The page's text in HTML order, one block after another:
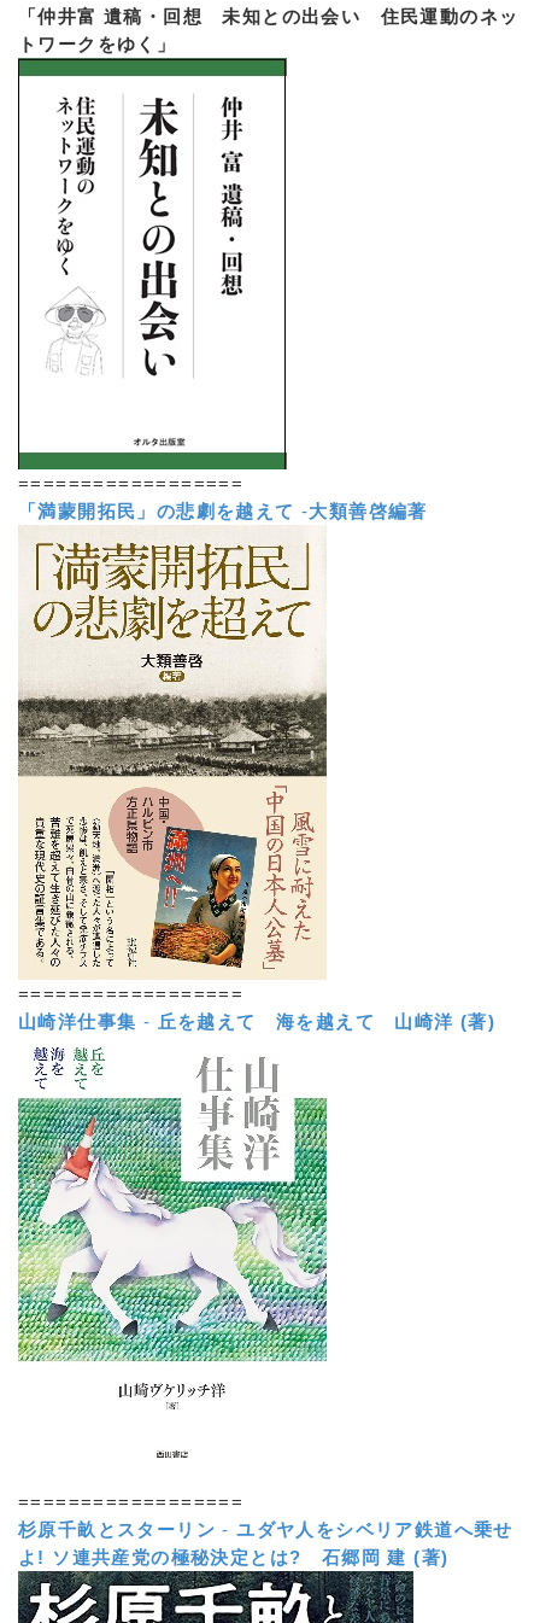
「仲井富 遺稿・回想 未知との出会い 住民運動のネッ
トワークをゆく」
==================
「満蒙開拓民」の悲劇を越えて -大類善啓編著
==================
山崎洋仕事集 - 丘を越えて 海を越えて 山崎洋 (著)
==================
杉原千畝とスターリン -ユダヤ人をシベリア鉄道へ乗せ
よ! ソ連共産党の極秘決定とは?
石郷岡 建 (著)